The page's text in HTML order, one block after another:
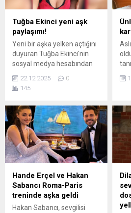
ayırmak istediği için sette 8
saatten fazla çalışmama
kararı aldığı iddia edildi.
Tuğba Ekinci yeni aşk
paylaşımı!
Yeni bir aşka yelken açtığını
duyuran Tuğba Ekinci'nin
sosyal medya hesabından
dudağa pozları kısa sürede
gündem oldu.
22.12.2025
0
145
Hande Erçel ve Hakan
Sabancı Roma-Paris
treninde aşka geldi
Hakan Sabancı, sevgilisi